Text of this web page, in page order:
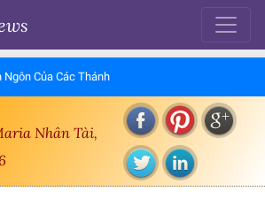
Ngôn Của Các Thánh
Nhân Tài,